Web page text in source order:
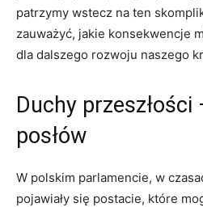
patrzymy wstecz na ten
zauważyć, jakie konsekwencje
dla dalszego rozwoju naszego
Duchy
posłów
W polskim parlamencie, w
pojawiały się postacie, które